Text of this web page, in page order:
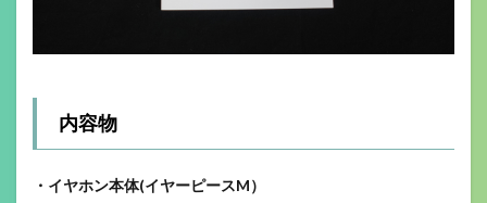
内容物
・イヤホン本体(イヤーピースM）